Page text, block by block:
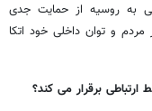
به روسیه از حمایت جدی
مردم و توان داخلی خود اتکا
برقرار می کند؟